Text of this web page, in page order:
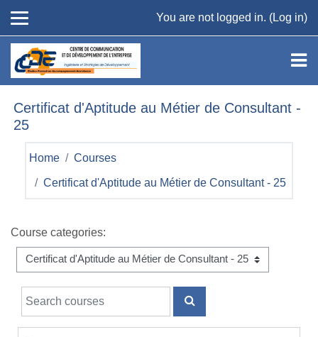
You are not logged in. (Log in)
Certificat d'Aptitude au Métier de Consultant -
25
Home Courses
Certificat d'Aptitude au Métier de Consultant - 25
Course categories:
Search courses
SEARCH COURSES